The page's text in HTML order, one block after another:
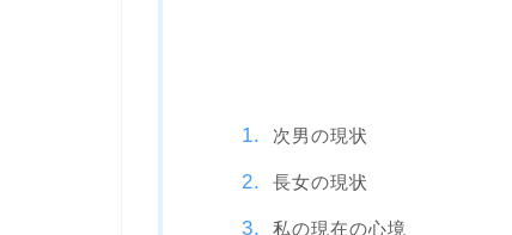
次男の現状
長女の現状
私の現在の心境